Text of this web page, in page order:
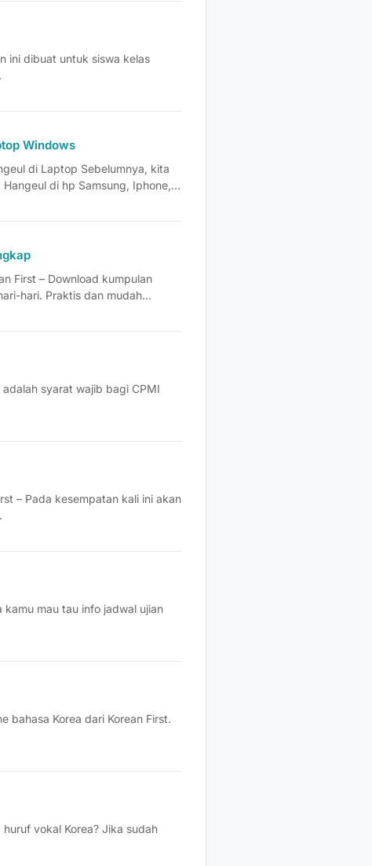
ini dibuat untuk siswa kelas
Windows
di Laptop Sebelumnya, kita
di hp Samsung, Iphone,...
First – Download kumpulan
hari. Praktis dan mudah...
adalah syarat wajib bagi CPMI
– Pada kesempatan kali ini akan
kamu mau tau info jadwal ujian
bahasa Korea dari Korean First.
vokal Korea? Jika sudah